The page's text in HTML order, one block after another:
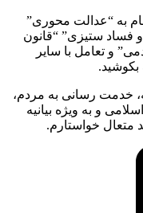
به “عدالت محوری”
فساد ستیزی” “قانون
و تعامل با سایر
خدمت رسانی به مردم،
و به ویژه بیانیه
متعال خواستارم.